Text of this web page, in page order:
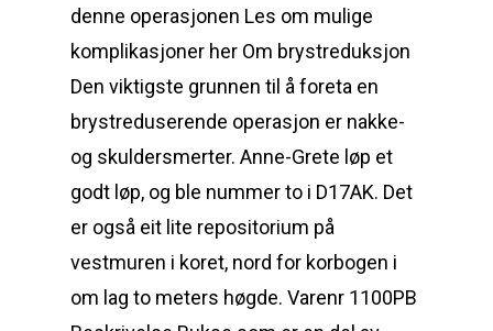
denne operasjonen Les om mulige
komplikasjoner her Om brystreduksjon
Den viktigste grunnen til å foreta en
brystreduserende operasjon er nakke-
og skuldersmerter. Anne-Grete løp et
godt løp, og ble nummer to i D17AK. Det
er også eit lite repositorium på
vestmuren i koret, nord for korbogen i
om lag to meters høgde. Varenr 1100PB